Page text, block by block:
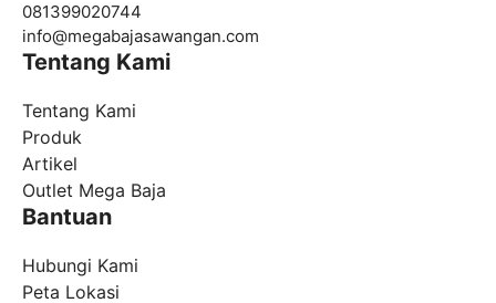
081399020744
info@megabajasawangan.com
Tentang Kami
Tentang Kami
Produk
Artikel
Outlet Mega Baja
Bantuan
Hubungi Kami
Peta Lokasi